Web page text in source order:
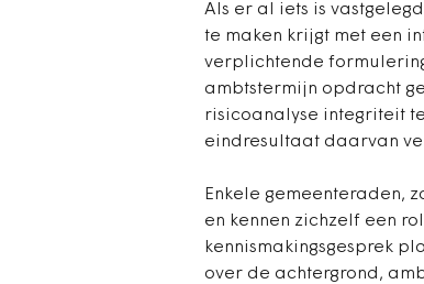
Als er al iets is
te maken krijgt met een
verplichtende
ambtstermijn opdracht
risicoanalyse integriteit
eindresultaat daarvan
Enkele gemeenteraden,
en kennen zichzelf een
kennismakingsgesprek
over de achtergrond,